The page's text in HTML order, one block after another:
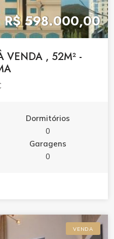
R$ 598.000,00
VENDA , 52M² -
Dormitórios
0
Garagens
0
VENDA